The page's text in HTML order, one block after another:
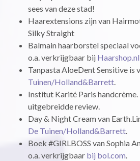
sees van deze stad!
Haarextensions zijn van
Silky Straight
Balmain haarborstel speciaal
o.a. verkrijgbaar bij Haarshop.nl
Tanpasta AloeDent Sensitive
Tuinen/Holland&Barrett.
Institut Karité Paris
uitgebreidde review.
Day & Night Cream van
De Tuinen/Holland&Barrett.
Boek #GIRLBOSS van Sophia
o.a. verkrijgbaar bij bol.com.